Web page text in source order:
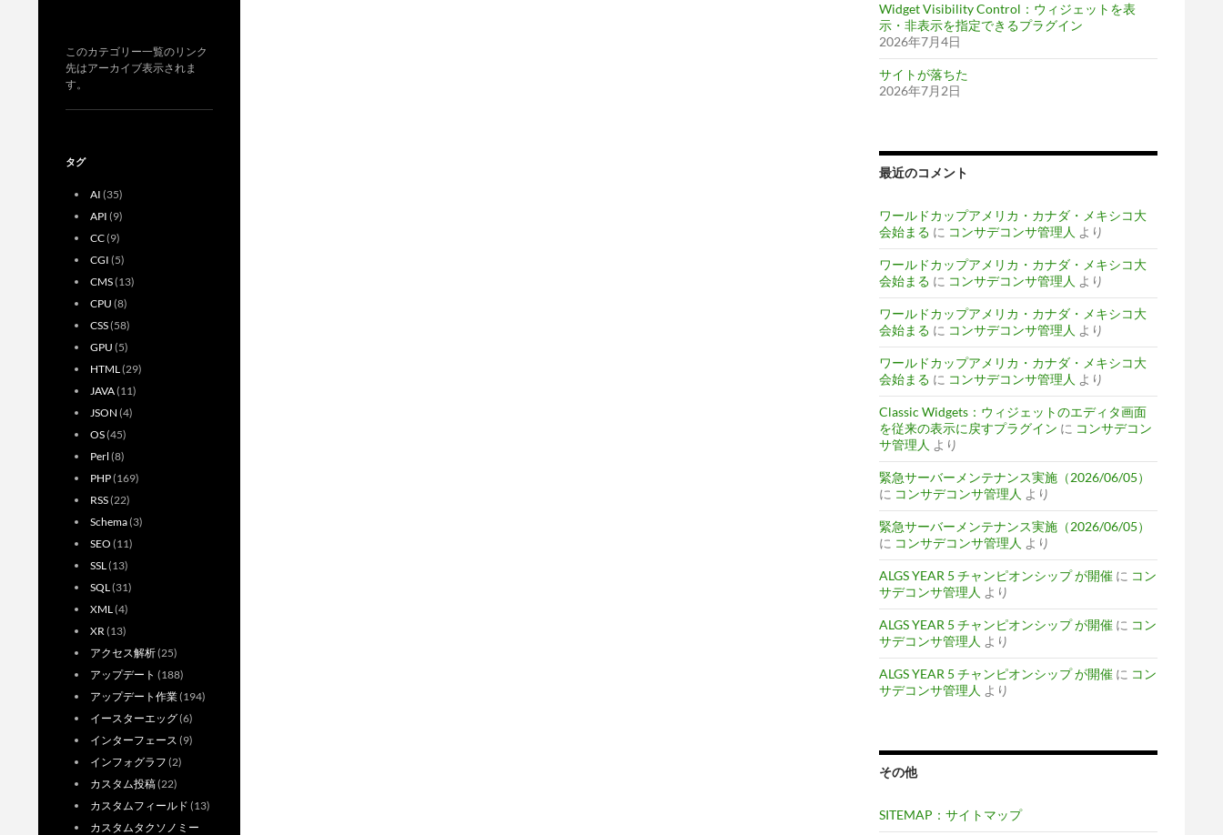
Widget Visibility Control：ウィジェットを表
示・非表示を指定できるプラグイン
2026年7月4日
サイトが落ちた
2026年7月2日
最近のコメント
ワールドカップアメリカ・カナダ・メキシコ大
会始まる に コンサデコンサ管理人 より
ワールドカップアメリカ・カナダ・メキシコ大
会始まる に コンサデコンサ管理人 より
ワールドカップアメリカ・カナダ・メキシコ大
会始まる に コンサデコンサ管理人 より
ワールドカップアメリカ・カナダ・メキシコ大
会始まる に コンサデコンサ管理人 より
Classic Widgets：ウィジェットのエディタ画面
を従来の表示に戻すプラグイン に コンサデコン
サ管理人 より
緊急サーバーメンテナンス実施（2026/06/05）
に コンサデコンサ管理人 より
緊急サーバーメンテナンス実施（2026/06/05）
に コンサデコンサ管理人 より
ALGS YEAR 5 チャンピオンシップ が開催 に コン
サデコンサ管理人 より
ALGS YEAR 5 チャンピオンシップ が開催 に コン
サデコンサ管理人 より
ALGS YEAR 5 チャンピオンシップ が開催 に コン
サデコンサ管理人 より
その他
SITEMAP：サイトマップ
このカテゴリー一覧のリンク
先はアーカイブ表示されま
す。
タグ
AI (35)
API (9)
CC(9)
CGI (5)
CMS(13)
CPU (8)
CSS(58)
GPU (5)
HTML(29)
JAVA(11)
JSON (4)
OS(45)
Perl (8)
PHP(169)
RSS(22)
Schema(3)
SEO (11)
SSL(13)
SQL(31)
XML(4)
XR(13)
アクセス解析(25)
アップデート (188)
アップデート作業(194)
イースターエッグ(6)
インターフェース (9)
インフォグラフ (2)
カスタム投稿(22)
カスタムフィールド (13)
カスタムタクソノミー